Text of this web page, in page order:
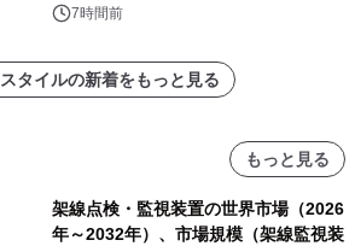
7時間前
タイルの新着をもっと見る
もっと見る
架線点検・監視装置の世界市場（2026
年～2032年）、市場規模（架線監視装